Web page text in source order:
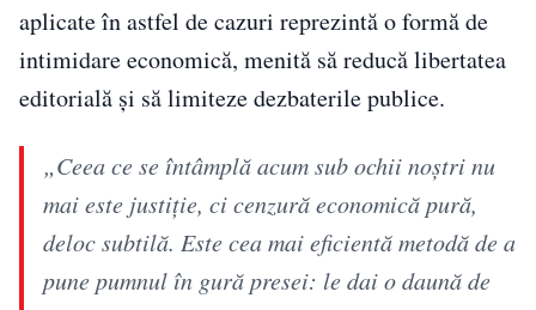
aplicate în astfel de cazuri reprezintă o formă de
intimidare economică, menită să reducă libertatea
editorială și să limiteze dezbaterile publice.
„Ceea ce se întâmplă acum sub ochii noștri nu
mai este justiție, ci cenzură economică pură,
deloc subtilă. Este cea mai eficientă metodă de a
pune pumnul în gură presei: le dai o daună de